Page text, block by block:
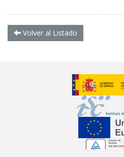
Volver al Listado